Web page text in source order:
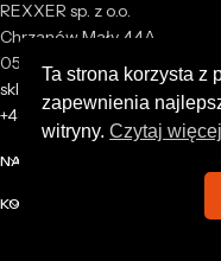
REXXER sp. z o.o.
Chrzanów Mały 44A
05-825 Grodzisk
sklep@rexxer.pl
+48 512 477 473
NASZA FIRMA
KONTO
Ta strona korzysta z
zapewnienia
witryny.Czytaj więcej